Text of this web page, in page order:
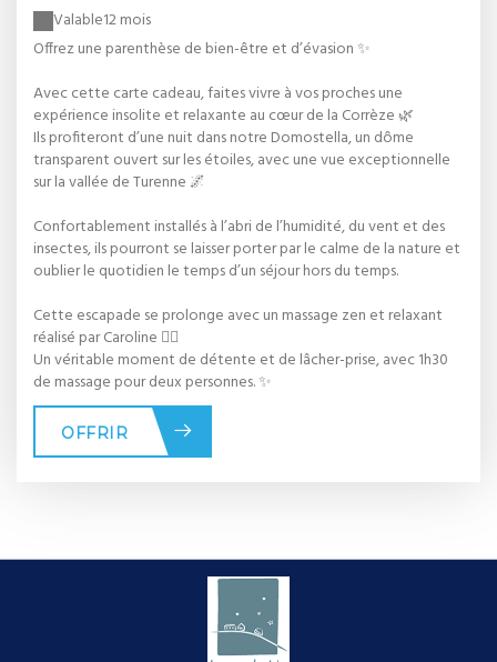
Valable12 mois
Offrez une parenthèse de bien-être et d’évasion ✨
Avec cette carte cadeau, faites vivre à vos proches une
expérience insolite et relaxante au cœur de la Corrèze 🌿
Ils profiteront d’une nuit dans notre Domostella, un dôme
transparent ouvert sur les étoiles, avec une vue exceptionnelle
sur la vallée de Turenne 🌌
Confortablement installés à l’abri de l’humidité, du vent et des
insectes, ils pourront se laisser porter par le calme de la nature et
oublier le quotidien le temps d’un séjour hors du temps.
Cette escapade se prolonge avec un massage zen et relaxant
réalisé par Caroline 💆‍♀️
Un véritable moment de détente et de lâcher-prise, avec 1h30
de massage pour deux personnes. ✨
OFFRIR